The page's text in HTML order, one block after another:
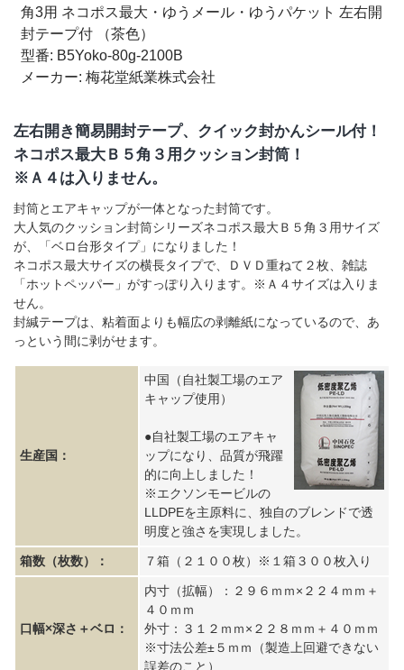
印刷・オリジナルサイズも可能です！
ズメーカー「メニコン様」の受注から完成まではコチラ
リードタイム表（お届け日数）はコチラから。必ずクリッ
クしてご確認ください。
角3用 ネコポス最大・ゆうメール・ゆうパケット 左右開
封テープ付 （茶色）
型番: B5Yoko-80g-2100B
メーカー: 梅花堂紙業株式会社
左右開き簡易開封テープ、クイック封かんシール付！
ネコポス最大Ｂ５角３用クッション封筒！
※Ａ４は入りません。
封筒とエアキャップが一体となった封筒です。
大人気のクッション封筒シリーズネコポス最大Ｂ５角３用サイズ
が、「ベロ台形タイプ」になりました！
ネコポス最大サイズの横長タイプで、ＤＶＤ重ねて２枚、雑誌
「ホットペッパー」がすっぽり入ります。※Ａ４サイズは入りま
せん。
封緘テープは、粘着面よりも幅広の剥離紙になっているので、あ
っという間に剥がせます。
生産国：
中国（自社製工場のエア
キャップ使用）
●自社製工場のエアキャ
ップになり、品質が飛躍
的に向上しました！
※エクソンモービルの
LLDPEを主原料に、独自のブレンドで透
明度と強さを実現しました。
箱数（枚数）： ７箱（２１００枚）※１箱３００枚入り
口幅×深さ＋ベロ：
内寸（拡幅）：２９６ｍｍ×２２４ｍｍ＋
４０ｍｍ
外寸：３１２ｍｍ×２２８ｍｍ＋４０ｍｍ
※寸法公差±５ｍｍ（製造上回避できない
誤差のこと）